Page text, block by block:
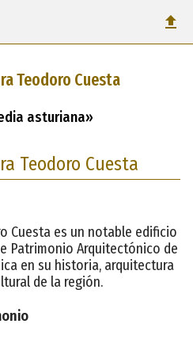
Teodoro Cuesta
asturiana»
Teodoro Cuesta
Cuesta es un notable edificio
Patrimonio Arquitectónico de
en su historia, arquitectura
de la región.